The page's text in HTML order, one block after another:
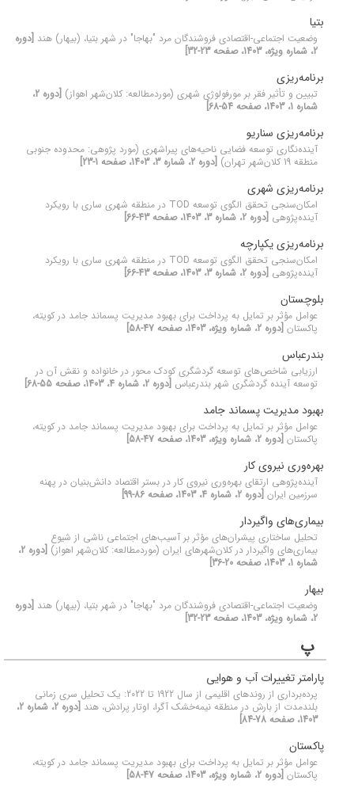
بتیا
وضعیت اجتماعی-اقتصادی فروشندگان مرد "بهاجا" در شهر بتیا، (بیهار) هند [دوره
2، شماره ویژه، 1403، صفحه 23-32]
برنامه‌ریزی
تبیین و تأثیر فقر بر مورفولوژی شهری (موردمطالعه: کلان‌شهر اهواز)
[دوره 2،
شماره 1، 1403، صفحه 54-68]
برنامه‌ریزی سناریو
آینده‌نگاری توسعه فضایی ناحیه‌های پیراشهری (مورد پژوهی: محدوده جنوبی
منطقه 19 کلان‌شهر تهران)
[دوره 2، شماره 3، 1403، صفحه 1-23]
برنامه‌ریزی شهری
امکان‌سنجی تحقق الگوی توسعه TOD در منطقه شهری ساری با رویکرد
آینده‌پژوهی [دوره 2، شماره 3، 1403، صفحه 43-66]
برنامه‌ریزی یکپارچه
امکان‌سنجی تحقق الگوی توسعه TOD در منطقه شهری ساری با رویکرد
آینده‌پژوهی [دوره 2، شماره 3، 1403، صفحه 43-66]
بلوچستان
عوامل مؤثر بر تمایل به پرداخت برای بهبود مدیریت پسماند جامد در کویته،
پاکستان [دوره 2، شماره ویژه، 1403، صفحه 47-58]
بندرعباس
ارزیابی شاخص‌های توسعه گردشگری کودک محور در خانواده و نقش آن در
توسعه آینده گردشگری شهر بندرعباس [دوره 2، شماره 4، 1403، صفحه 55-68]
بهبود مدیریت پسماند جامد
عوامل مؤثر بر تمایل به پرداخت برای بهبود مدیریت پسماند جامد در کویته،
پاکستان [دوره 2، شماره ویژه، 1403، صفحه 47-58]
بهره‌وری نیروی کار
آینده‌پژوهی ارتقای بهره‌وری نیروی کار در بستر اقتصاد دانش‌بنیان در پهنه
سرزمین ایران [دوره 2، شماره 4، 1403، صفحه 86-99]
بیماری‌های واگیردار
تحلیل ساختاری پیشران‌های مؤثر بر آسیب‌های اجتماعی ناشی از شیوع
بیماری‌های واگیردار در کلان‌شهرهای ایران (موردمطالعه: کلان‌شهر اهواز)
[دوره 2،
شماره 1، 1403، صفحه 20-36]
بیهار
وضعیت اجتماعی-اقتصادی فروشندگان مرد "بهاجا" در شهر بتیا، (بیهار) هند [دوره
2، شماره ویژه، 1403، صفحه 23-32]
پ
پارامتر تغییرات آب و هوایی
پرده‌برداری از روندهای اقلیمی از سال 1922 تا 2022: یک تحلیل سری زمانی
بلندمدت از بارش در منطقه نیمه‌خشک آگرا، اوتار پرادش، هند
[دوره 2، شماره 2،
1403، صفحه 78-84]
پاکستان
عوامل مؤثر بر تمایل به پرداخت برای بهبود مدیریت پسماند جامد در کویته،
پاکستان [دوره 2، شماره ویژه، 1403، صفحه 47-58]